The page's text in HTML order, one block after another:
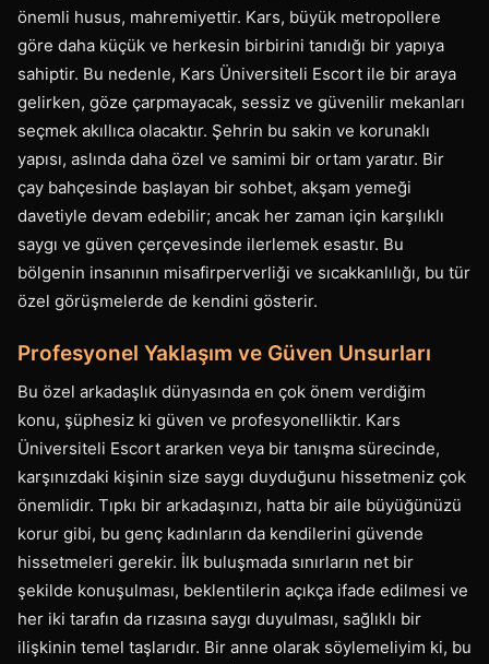
önemli husus, mahremiyettir. Kars, büyük metropollere
göre daha küçük ve herkesin birbirini tanıdığı bir yapıya
sahiptir. Bu nedenle, Kars Üniversiteli Escort ile bir araya
gelirken, göze çarpmayacak, sessiz ve güvenilir mekanları
seçmek akıllıca olacaktır. Şehrin bu sakin ve korunaklı
yapısı, aslında daha özel ve samimi bir ortam yaratır. Bir
çay bahçesinde başlayan bir sohbet, akşam yemeği
davetiyle devam edebilir; ancak her zaman için karşılıklı
saygı ve güven çerçevesinde ilerlemek esastır. Bu
bölgenin insanının misafirperverliği ve sıcakkanlılığı, bu tür
özel görüşmelerde de kendini gösterir.
Profesyonel Yaklaşım ve Güven Unsurları
Bu özel arkadaşlık dünyasında en çok önem verdiğim
konu, şüphesiz ki güven ve profesyonelliktir. Kars
Üniversiteli Escort ararken veya bir tanışma sürecinde,
karşınızdaki kişinin size saygı duyduğunu hissetmeniz çok
önemlidir. Tıpkı bir arkadaşınızı, hatta bir aile büyüğünüzü
korur gibi, bu genç kadınların da kendilerini güvende
hissetmeleri gerekir. İlk buluşmada sınırların net bir
şekilde konuşulması, beklentilerin açıkça ifade edilmesi ve
her iki tarafın da rızasına saygı duyulması, sağlıklı bir
ilişkinin temel taşlarıdır. Bir anne olarak söylemeliyim ki, bu